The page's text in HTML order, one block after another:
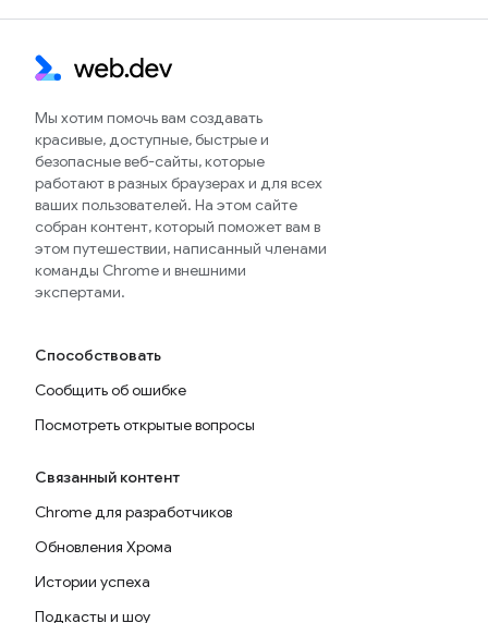
Мы хотим помочь вам создавать
красивые, доступные, быстрые и
безопасные веб-сайты, которые
работают в разных браузерах и для всех
ваших пользователей. На этом сайте
собран контент, который поможет вам в
этом путешествии, написанный членами
команды Chrome и внешними
экспертами.
Способствовать
Сообщить об ошибке
Посмотреть открытые вопросы
Связанный контент
Chrome для разработчиков
Обновления Хрома
Истории успеха
Подкасты и шоу